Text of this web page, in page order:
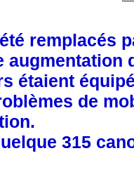
remplacés
augmentation
étaient
de
315